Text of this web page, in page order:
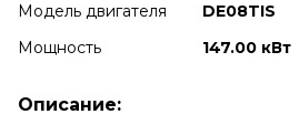
Модель двигателя
DE08TIS
Мощность
147.00 кВт
Описание: